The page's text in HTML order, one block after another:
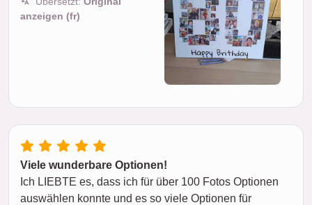
anzeigen (fr)
Viele wunderbare Optionen!
Ich LIEBTE es, dass ich für über 100 Fotos Optionen
auswählen konnte und es so viele Optionen für